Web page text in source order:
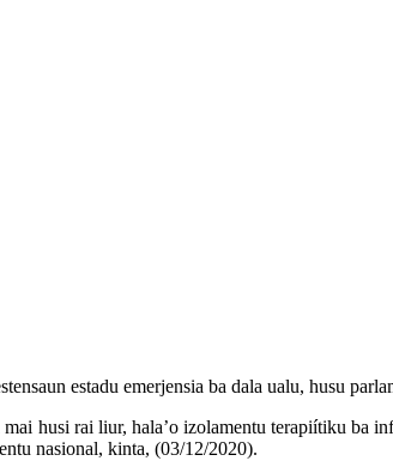
estadu emerjensia ba dala ualu, husu
husi rai liur, hala’o izolamentu terapiítiku ba
nasional, kinta, (03/12/2020).